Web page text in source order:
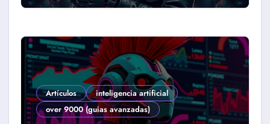
Artículos
inteligencia artificial
over 9000 (guias avanzadas)